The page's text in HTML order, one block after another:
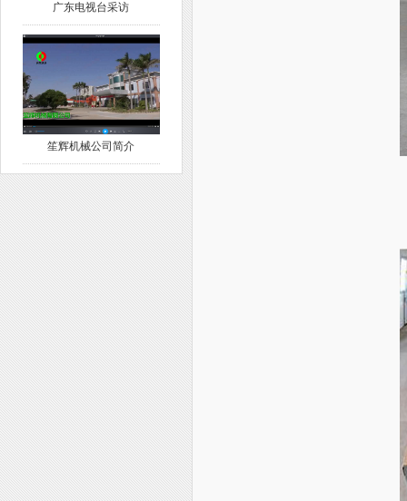
广东电视台采访
笙辉机械公司简介